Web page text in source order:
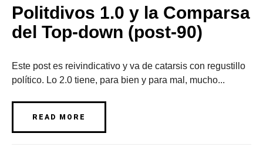
Politdivos 1.0 y la Comparsa
del Top-down (post-90)
Este post es reivindicativo y va de catarsis con regustillo
político. Lo 2.0 tiene, para bien y para mal, mucho...
READ MORE